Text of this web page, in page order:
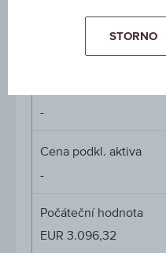
-
Cena podkl. aktiva
-
Počáteční hodnota
EUR 3.096,32
STORNO